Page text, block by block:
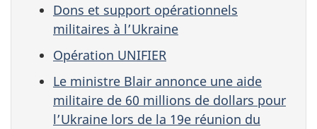
Dons et support opérationnels
militaires à l’Ukraine
Opération UNIFIER
Le ministre Blair annonce une aide
militaire de 60 millions de dollars pour
l’Ukraine lors de la 19e réunion du